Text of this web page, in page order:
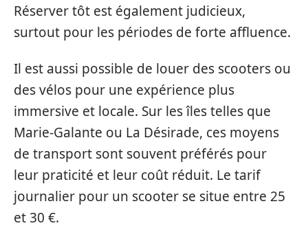
Réserver tôt est également judicieux,
surtout pour les périodes de forte affluence.
Il est aussi possible de louer des scooters ou
des vélos pour une expérience plus
immersive et locale. Sur les îles telles que
Marie-Galante ou La Désirade, ces moyens
de transport sont souvent préférés pour
leur praticité et leur coût réduit. Le tarif
journalier pour un scooter se situe entre 25
et 30 €.